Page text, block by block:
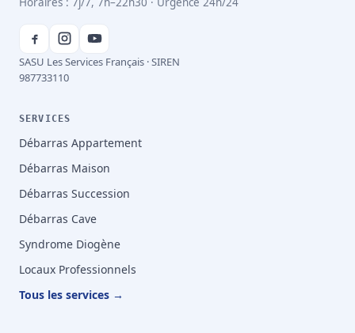
SASU Les Services Français · SIREN
987733110
SERVICES
Débarras Appartement
Débarras Maison
Débarras Succession
Débarras Cave
Syndrome Diogène
Locaux Professionnels
Tous les services →